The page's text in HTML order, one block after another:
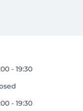
- 19:30
- 19:30